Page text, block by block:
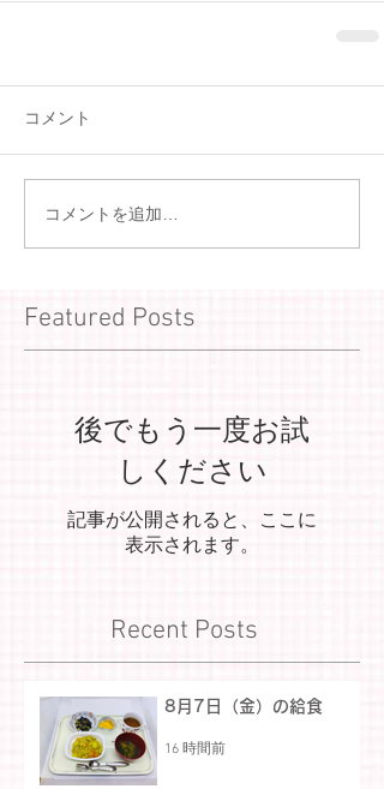
コメント
コメントを追加…
Featured Posts
後でもう一度お試
しください
記事が公開されると、ここに
表示されます。
Recent Posts
8月7日（金）の給食
16 時間前